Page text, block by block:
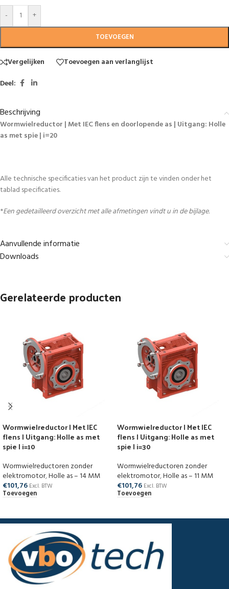
-
+
TOEVOEGEN
Vergelijken
Toevoegen aan verlanglijst
Deel:
Beschrijving
Wormwielreductor | Met IEC flens en doorlopende as | Uitgang: Holle
as met spie | i=20
Alle technische specificaties van het product zijn te vinden onder het
tablad specificaties.
*Een gedetailleerd overzicht met alle afmetingen vindt u in de bijlage.
Aanvullende informatie
Downloads
Gerelateerde producten
Wormwielreductor | Met IEC
flens | Uitgang: Holle as met
spie | i=10
Wormwielreductoren zonder
elektromotor,Holle as – 14 MM
€101,76 Excl. BTW
Toevoegen
Wormwielreductor | Met IEC
flens | Uitgang: Holle as met
spie | i=30
Wormwielreductoren zonder
elektromotor,Holle as – 11 MM
€101,76 Excl. BTW
Toevoegen